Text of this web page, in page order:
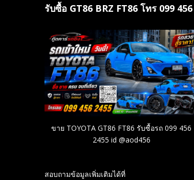
รับซื้อ GT86 BRZ FT86 โทร 099
ขาย TOYOTA GT86 FT86 รับซื้อรถ 099 456
2455 id @aod456
สอบถามข้อมูลเพิ่มเติมได้ที่